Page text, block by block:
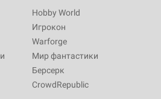
Hobby World
Игрокон
Warforge
Мир фантастики
Берсерк
CrowdRepublic